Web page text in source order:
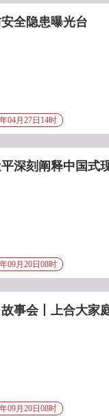
全隐患曝光台
04月27日14时
深刻阐释中国式
09月20日08时
事会丨上合大家
09月20日08时